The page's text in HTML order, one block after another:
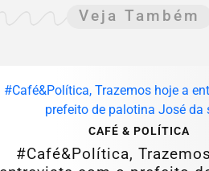
Veja Também
CAFÉ & POLÍTICA
#Café&Política,